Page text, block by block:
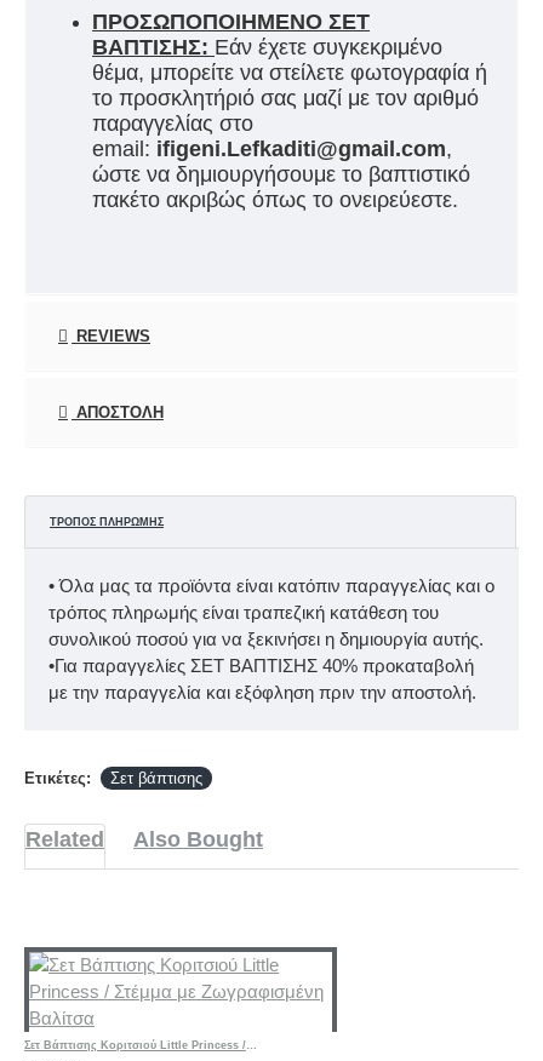
ΠΡΟΣΩΠΟΠΟΙΗΜΕΝΟ ΣΕΤ
ΒΑΠΤΙΣΗΣ: Εάν έχετε συγκεκριμένο
θέμα, μπορείτε να στείλετε φωτογραφία ή
το προσκλητήριό σας μαζί με τον αριθμό
παραγγελίας στο
email: ifigeni.Lefkaditi@gmail.com,
ώστε να δημιουργήσουμε το βαπτιστικό
πακέτο ακριβώς όπως το ονειρεύεστε.
REVIEWS
ΑΠΟΣΤΟΛΉ
ΤΡΌΠΟΣ ΠΛΗΡΩΜΉΣ
• Όλα μας τα προϊόντα είναι κατόπιν παραγγελίας και ο
τρόπος πληρωμής είναι τραπεζική κατάθεση του
συνολικού ποσού για να ξεκινήσει η δημιουργία αυτής.
•Για παραγγελίες ΣΕΤ ΒΑΠΤΙΣΗΣ 40% προκαταβολή
με την παραγγελία και εξόφληση πριν την αποστολή.
Ετικέτες: Σετ βάπτισης
Related Also Bought